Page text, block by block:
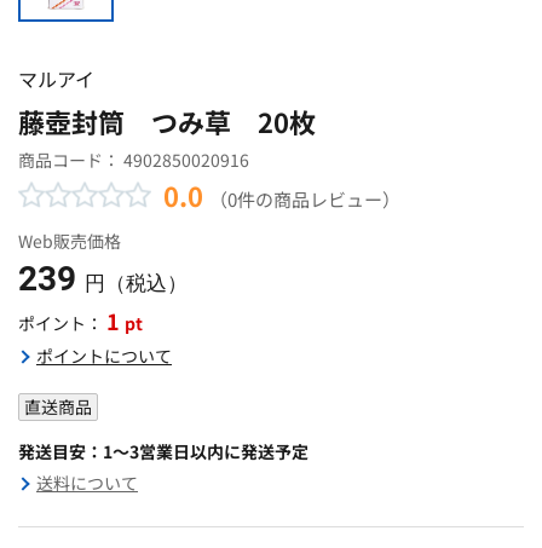
マルアイ
藤壺封筒 つみ草 20枚
商品コード： 4902850020916
0.0 （0件の商品レビュー）
Web販売価格
239 円（税込）
ポイント： 1 pt
ポイントについて
直送商品
発送目安：1～3営業日以内に発送予定
送料について